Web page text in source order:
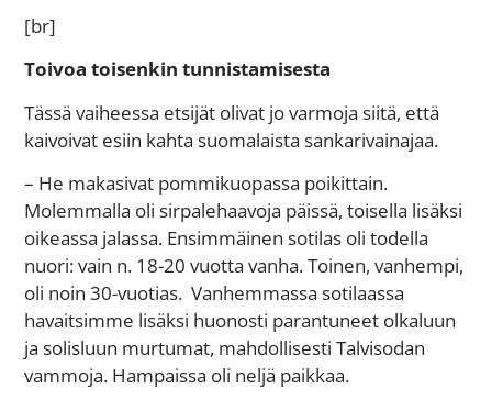
[br]
Toivoa toisenkin tunnistamisesta
Tässä vaiheessa etsijät olivat jo varmoja siitä, että
kaivoivat esiin kahta suomalaista sankarivainajaa.
– He makasivat pommikuopassa poikittain.
Molemmalla oli sirpalehaavoja päissä, toisella lisäksi
oikeassa jalassa. Ensimmäinen sotilas oli todella
nuori: vain n. 18-20 vuotta vanha. Toinen, vanhempi,
oli noin 30-vuotias. Vanhemmassa sotilaassa
havaitsimme lisäksi huonosti parantuneet olkaluun
ja solisluun murtumat, mahdollisesti Talvisodan
vammoja. Hampaissa oli neljä paikkaa.